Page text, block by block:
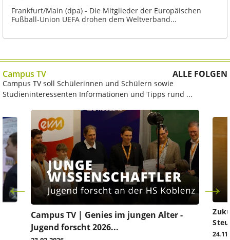
Frankfurt/Main (dpa) - Die Mitglieder der Europäischen
Fußball-Union UEFA drohen dem Weltverband...
Campus TV ALLE FOLGEN
Campus TV soll Schülerinnen und Schülern sowie
Studieninteressenten Informationen und Tipps rund ...
Campus TV | Genies im jungen Alter -
Jugend forscht 2026...